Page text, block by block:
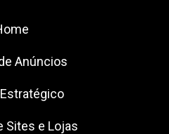
Anúncios
Sites e Lojas